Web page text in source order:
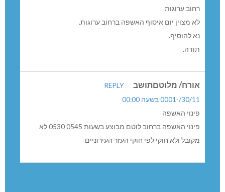
רחוב ערוגות
לא מצוין יום איסוף האשפה ברחוב ערוגות.
נא להוסיף.
תודה.
אורח/ מלוטםתושב
REPLY
30/11/-0001 בשעה 00:00
פינוי האשפה
פינוי האשפה ברחוב לוטם מבוצע בשעות 0545 0530 לא
מקובל ולא חוקי לפי חוקי העזר העירוניים